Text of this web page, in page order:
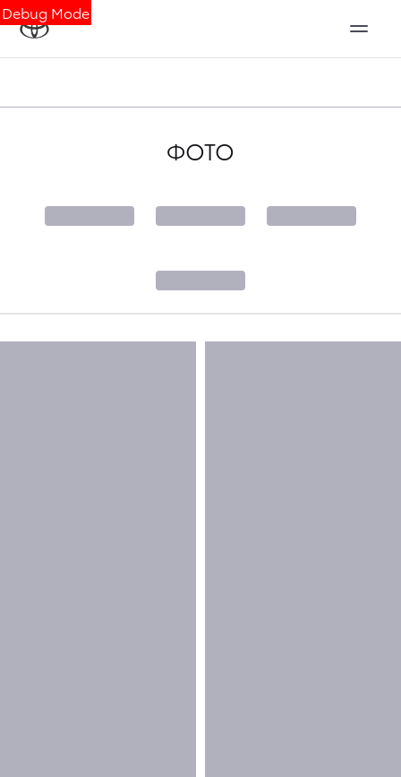
Debug Mode
ФОТО